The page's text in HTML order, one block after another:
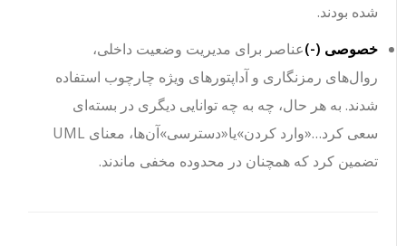
شده بودند.
خصوصی (-
)عناصر برای مدیریت وضعیت داخلی،
روال‌های رمزنگاری و آداپتورهای ویژه چارچوب استفاده
شدند. به هر حال، چه به چه توانایی دیگری در بسته‌ای
سعی کرد…«وارد کردن»یا«دسترسی»
آن‌ها، معنای UML
تضمین کرد که همچنان در محدوده مخفی ماندند.